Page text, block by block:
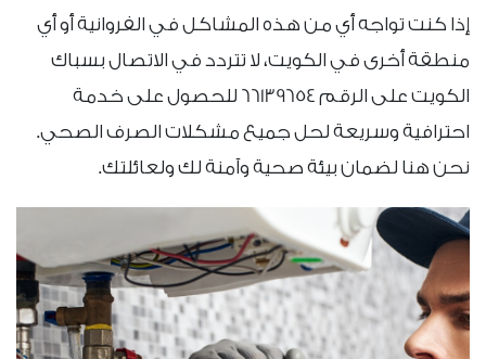
إذا كنت تواجه أي من هذه المشاكل في الفروانية أو أي
منطقة أخرى في الكويت، لا تتردد في الاتصال بسباك
الكويت على الرقم 66139654 للحصول على خدمة
احترافية وسريعة لحل جميع مشكلات الصرف الصحي.
نحن هنا لضمان بيئة صحية وآمنة لك ولعائلتك.